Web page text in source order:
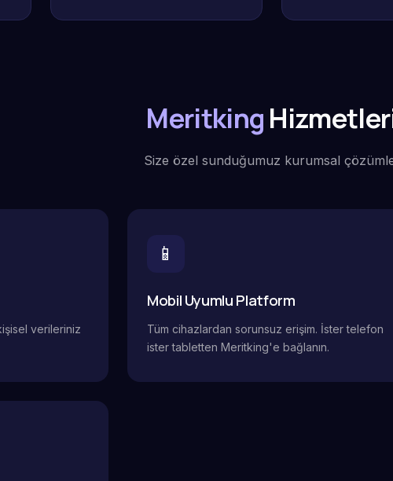
Meritking
Size özel sunduğumuz kurumsal
verileriniz
📱
Mobil Uyumlu Platform
Tüm cihazlardan sorunsuz erişim. İster telefon
ister tabletten Meritking'e bağlanın.